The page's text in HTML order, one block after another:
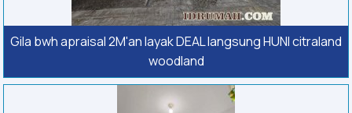
Gila bwh apraisal 2M'an layak DEAL langsung HUNI citraland
woodland